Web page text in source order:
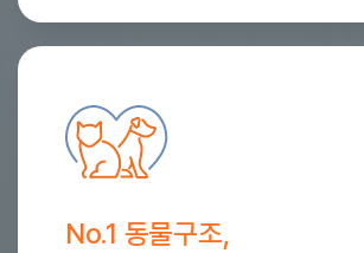
No.1 동물구조,